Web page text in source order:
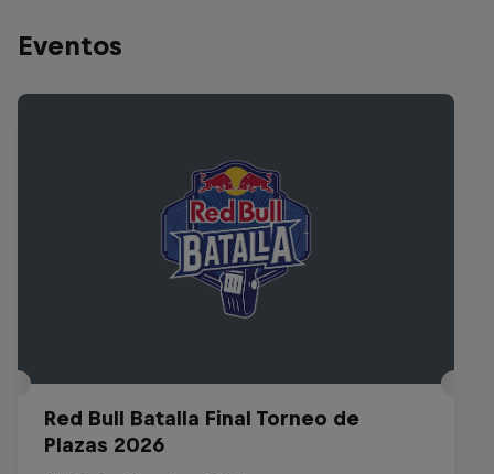
Eventos
Red Bull Batalla Final Torneo de
Plazas 2026